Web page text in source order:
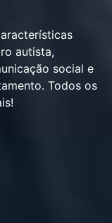
autista,
social e
Todos os